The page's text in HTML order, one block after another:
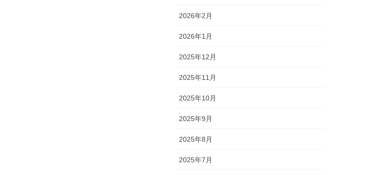
2026年2月
2026年1月
2025年12月
2025年11月
2025年10月
2025年9月
2025年8月
2025年7月